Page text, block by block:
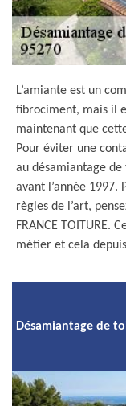
L’amiante est un
fibrociment, mais il
maintenant que
Pour éviter une
au désamiantage
avant l’année 1997.
règles de l’art,
FRANCE TOITURE.
métier et cela
Désamiantage de